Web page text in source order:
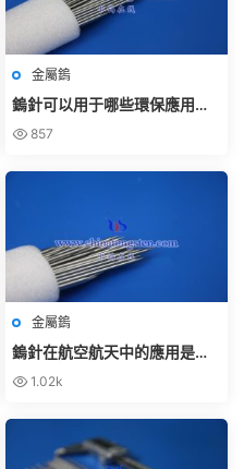
金屬鎢
鎢針可以用于哪些環保應用
中？857
金屬鎢
鎢針在航空航天中的應用是什
麽？1.02k